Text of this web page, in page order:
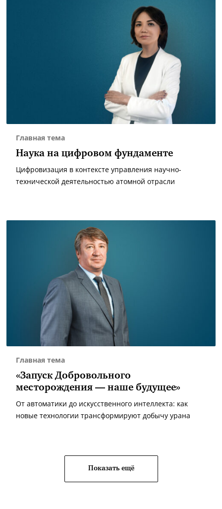
Главная тема
Наука на цифровом фундаменте
Цифровизация в контексте управления научно-
технической деятельностью атомной отрасли
Главная тема
«Запуск Добровольного
месторождения — наше будущее»
От автоматики до искусственного интеллекта: как
новые технологии трансформируют добычу урана
Показать ещё